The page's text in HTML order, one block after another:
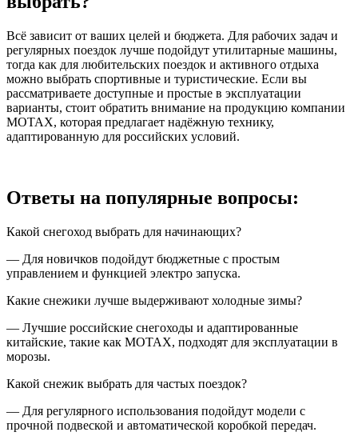
Всё зависит от ваших целей и бюджета. Для рабочих задач и
регулярных поездок лучше подойдут утилитарные машины,
тогда как для любительских поездок и активного отдыха
можно выбрать спортивные и туристические. Если вы
рассматриваете доступные и простые в эксплуатации
варианты, стоит обратить внимание на продукцию компании
MOTAX, которая предлагает надёжную технику,
адаптированную для российских условий.
Ответы на популярные вопросы:
Какой снегоход выбрать для начинающих?
— Для новичков подойдут бюджетные с простым
управлением и функцией электро запуска.
Какие снежики лучше выдерживают холодные зимы?
— Лучшие российские снегоходы и адаптированные
китайские, такие как MOTAX, подходят для эксплуатации в
морозы.
Какой снежик выбрать для частых поездок?
— Для регулярного использования подойдут модели с
прочной подвеской и автоматической коробкой передач.